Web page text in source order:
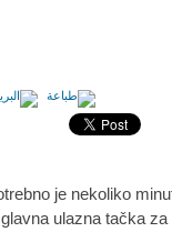
je nekoliko
glavna ulazna tačka